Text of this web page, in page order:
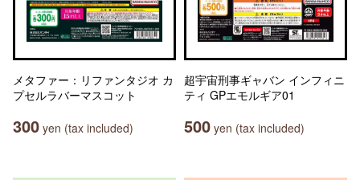
メタファー：リファンタジオ カ
プセルラバーマスコット
300 yen (tax included)
超宇宙刑事ギャバン インフィニ
ティ GPエモルギア01
500 yen (tax included)